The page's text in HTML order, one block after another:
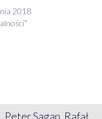
2018
Peter Sagan Rafał